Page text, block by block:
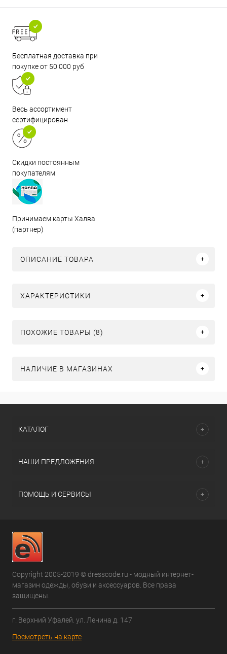
Бесплатная доставка при
покупке от 50 000 руб
Весь ассортимент
сертифицирован
Скидки постоянным
покупателям
Принимаем карты Халва
(партнер)
ОПИСАНИЕ ТОВАРА
ХАРАКТЕРИСТИКИ
ПОХОЖИЕ ТОВАРЫ (8)
НАЛИЧИЕ В МАГАЗИНАХ
КАТАЛОГ
НАШИ ПРЕДЛОЖЕНИЯ
ПОМОЩЬ И СЕРВИСЫ
Copyright 2005-2019 © dresscode.ru - модный интернет-
магазин одежды, обуви и аксессуаров. Все права
защищены.
г. Верхний Уфалей. ул. Ленина д. 147
Посмотреть на карте